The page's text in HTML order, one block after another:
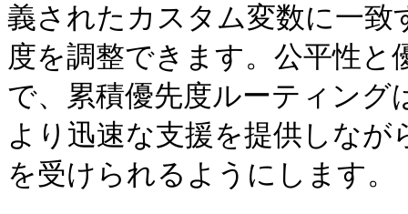
義されたカスタム変数に一
度を調整できます。公平性
で、累積優先度ルーティング
より迅速な支援を提供しな
を受けられるようにします。